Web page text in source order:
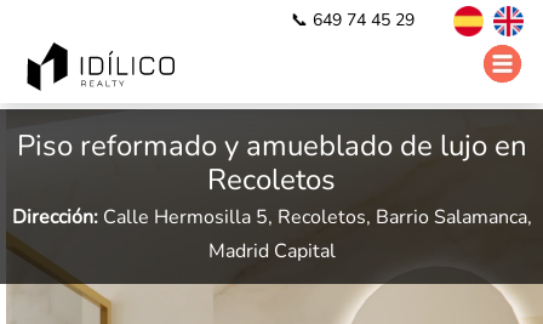
📞 649 74 45 29
Piso reformado y amueblado de lujo en
Recoletos
Dirección:Calle Hermosilla 5, Recoletos, Barrio Salamanca,
Madrid Capital